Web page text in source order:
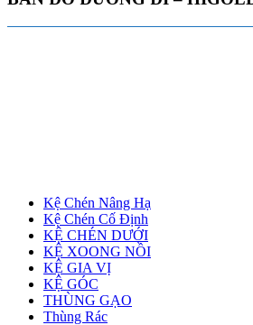
1,674,000
Kệ Chén Nâng Hạ
Kệ Chén Cố Định
KỆ CHÉN DƯỚI
KỆ XOONG NỒI
KỆ GIA VỊ
KỆ GÓC
THÙNG GẠO
Thùng Rác